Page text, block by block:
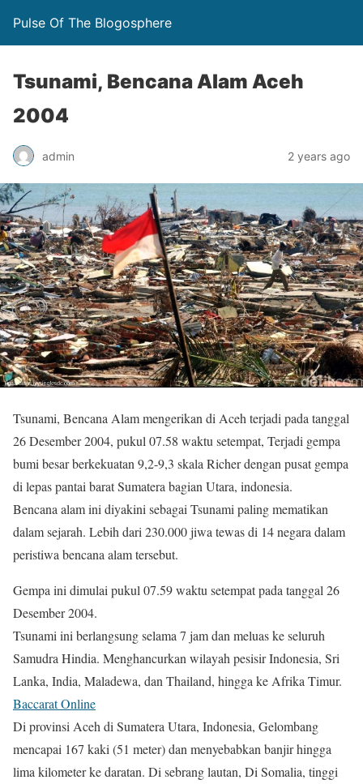
Pulse Of The Blogosphere
Tsunami, Bencana Alam Aceh
2004
admin 2 years ago
Tsunami, Bencana Alam mengerikan di Aceh terjadi pada tanggal
26 Desember 2004, pukul 07.58 waktu setempat, Terjadi gempa
bumi besar berkekuatan 9,2-9,3 skala Richer dengan pusat gempa
di lepas pantai barat Sumatera bagian Utara, indonesia.
Bencana alam ini diyakini sebagai Tsunami paling mematikan
dalam sejarah. Lebih dari 230.000 jiwa tewas di 14 negara dalam
peristiwa bencana alam tersebut.
Gempa ini dimulai pukul 07.59 waktu setempat pada tanggal 26
Desember 2004.
Tsunami ini berlangsung selama 7 jam dan meluas ke seluruh
Samudra Hindia. Menghancurkan wilayah pesisir Indonesia, Sri
Lanka, India, Maladewa, dan Thailand, hingga ke Afrika Timur.
Baccarat Online
Di provinsi Aceh di Sumatera Utara, Indonesia, Gelombang
mencapai 167 kaki (51 meter) dan menyebabkan banjir hingga
lima kilometer ke daratan. Di sebrang lautan, Di Somalia, tinggi